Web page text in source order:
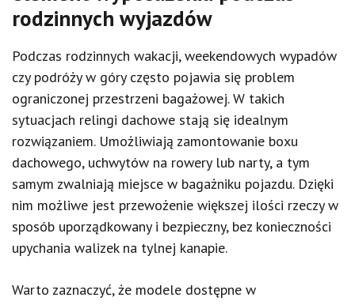
rodzinnych wyjazdów
Podczas rodzinnych wakacji, weekendowych wypadów
czy podróży w góry często pojawia się problem
ograniczonej przestrzeni bagażowej. W takich
sytuacjach relingi dachowe stają się idealnym
rozwiązaniem. Umożliwiają zamontowanie boxu
dachowego, uchwytów na rowery lub narty, a tym
samym zwalniają miejsce w bagażniku pojazdu. Dzięki
nim możliwe jest przewożenie większej ilości rzeczy w
sposób uporządkowany i bezpieczny, bez konieczności
upychania walizek na tylnej kanapie.
Warto zaznaczyć, że modele dostępne w